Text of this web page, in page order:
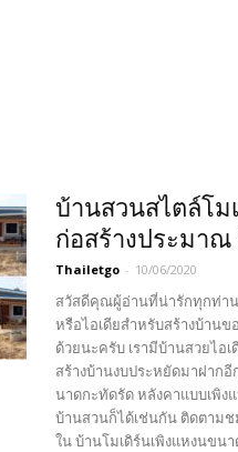
บ้านสวนสไตล์โม
ก่อสร้างประมาณ
Thailetgo - 10/06/2020
สวัสดีคุณผู้อ่านที่น่ารักทุกท่าน
หรือไอเดียสำหรับสร้างบ้านข
ด้วยนะครับ เรามีบ้านสวยไอ
สร้างบ้านงบประหยัดมาฝาก
นาดกะทัดรัด หลังคาแบบเพิง
บ้านสวนก็ได้เช่นกัน ติดตาม
ใน บ้านโมเดิร์นเพิงแหงนขน